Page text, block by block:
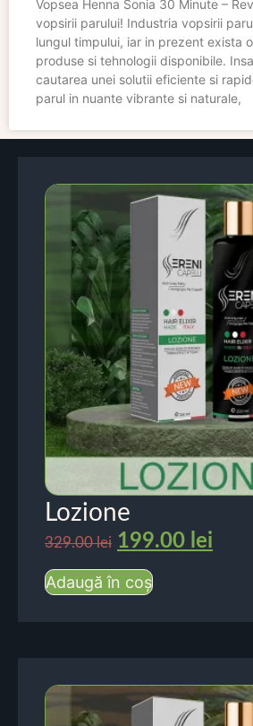
Vopsea Henna Sonia 30 Minute –
vopsirii parului! Industria vopsirii
lungul timpului, iar in prezent exista
produse si tehnologii disponibile.
cautarea unei solutii eficiente si
parul in nuante vibrante si naturale,
Lozione
329.00lei 199.00 lei
Adaugă în coș